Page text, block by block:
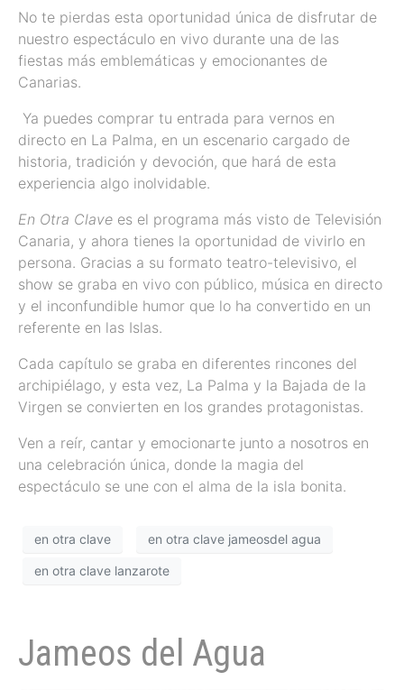
No te pierdas esta oportunidad única de disfrutar de
nuestro espectáculo en vivo durante una de las
fiestas más emblemáticas y emocionantes de
Canarias.
️ Ya puedes comprar tu entrada para vernos en
directo en La Palma, en un escenario cargado de
historia, tradición y devoción, que hará de esta
experiencia algo inolvidable.
En Otra Clave es el programa más visto de Televisión
Canaria, y ahora tienes la oportunidad de vivirlo en
persona. Gracias a su formato teatro-televisivo, el
show se graba en vivo con público, música en directo
y el inconfundible humor que lo ha convertido en un
referente en las Islas.
Cada capítulo se graba en diferentes rincones del
archipiélago, y esta vez, La Palma y la Bajada de la
Virgen se convierten en los grandes protagonistas.
Ven a reír, cantar y emocionarte junto a nosotros en
una celebración única, donde la magia del
espectáculo se une con el alma de la isla bonita.
en otra clave en otra clave jameosdel agua
en otra clave lanzarote
Jameos del Agua